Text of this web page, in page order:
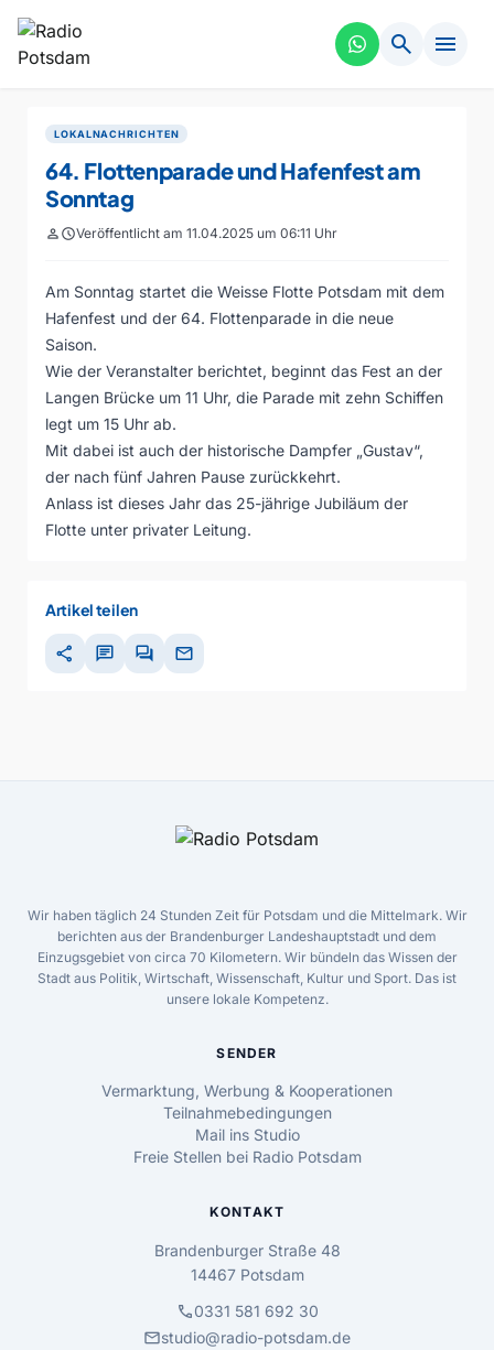
search menu
LOKALNACHRICHTEN
64. Flottenparade und Hafenfest am
Sonntag
personscheduleVeröffentlicht am 11.04.2025 um 06:11 Uhr
Am Sonntag startet die Weisse Flotte Potsdam mit dem
Hafenfest und der 64. Flottenparade in die neue
Saison.
Wie der Veranstalter berichtet, beginnt das Fest an der
Langen Brücke um 11 Uhr, die Parade mit zehn Schiffen
legt um 15 Uhr ab.
Mit dabei ist auch der historische Dampfer „Gustav“,
der nach fünf Jahren Pause zurückkehrt.
Anlass ist dieses Jahr das 25-jährige Jubiläum der
Flotte unter privater Leitung.
Artikel teilen
share chat forum mail
Wir haben täglich 24 Stunden Zeit für Potsdam und die Mittelmark. Wir
berichten aus der Brandenburger Landeshauptstadt und dem
Einzugsgebiet von circa 70 Kilometern. Wir bündeln das Wissen der
Stadt aus Politik, Wirtschaft, Wissenschaft, Kultur und Sport. Das ist
unsere lokale Kompetenz.
SENDER
Vermarktung, Werbung & Kooperationen
Teilnahmebedingungen
Mail ins Studio
Freie Stellen bei Radio Potsdam
KONTAKT
Brandenburger Straße 48
14467 Potsdam
call0331 581 692 30
mailstudio@radio-potsdam.de